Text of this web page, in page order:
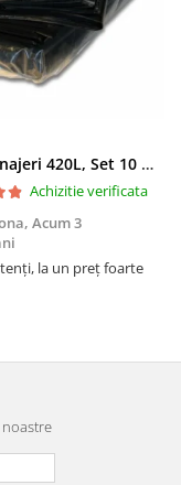
Saci menajeri 420L, Set 10 bucati
Achizitie verificata
Acum 3
la un preț foarte